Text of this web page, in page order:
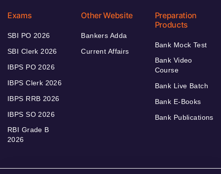
Exams
SBI PO 2026
SBI Clerk 2026
IBPS PO 2026
IBPS Clerk 2026
IBPS RRB 2026
IBPS SO 2026
RBI Grade B
2026
Other Website
Bankers Adda
Current Affairs
Preparation
Products
Bank Mock Test
Bank Video
Course
Bank Live Batch
Bank E-Books
Bank Publications